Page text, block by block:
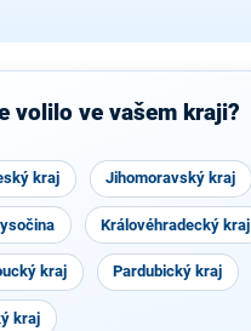
volilo ve vašem kraji?
kraj Jihomoravský kraj
Královéhradecký kraj
kraj Pardubický kraj
kraj